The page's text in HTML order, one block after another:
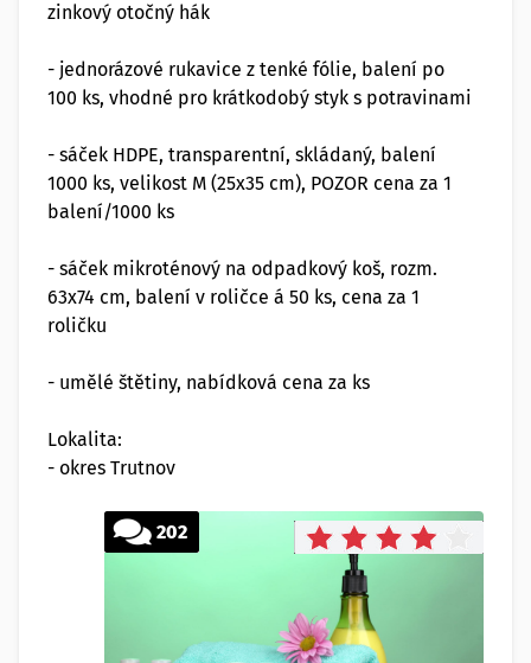
zinkový otočný hák
- jednorázové rukavice z tenké fólie, balení po
100 ks, vhodné pro krátkodobý styk s potravinami
- sáček HDPE, transparentní, skládaný, balení
1000 ks, velikost M (25x35 cm), POZOR cena za 1
balení/1000 ks
- sáček mikroténový na odpadkový koš, rozm.
63x74 cm, balení v roličce á 50 ks, cena za 1
roličku
- umělé štětiny, nabídková cena za ks
Lokalita:
- okres Trutnov
202